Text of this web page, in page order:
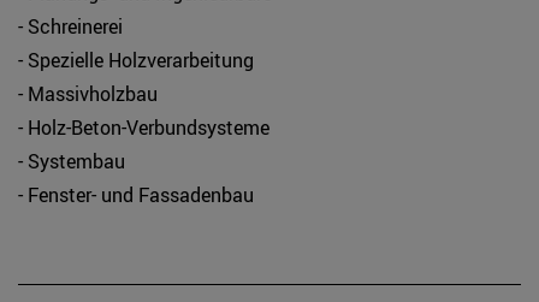
- Schreinerei
- Spezielle Holzverarbeitung
- Massivholzbau
- Holz-Beton-Verbundsysteme
- Systembau
- Fenster- und Fassadenbau